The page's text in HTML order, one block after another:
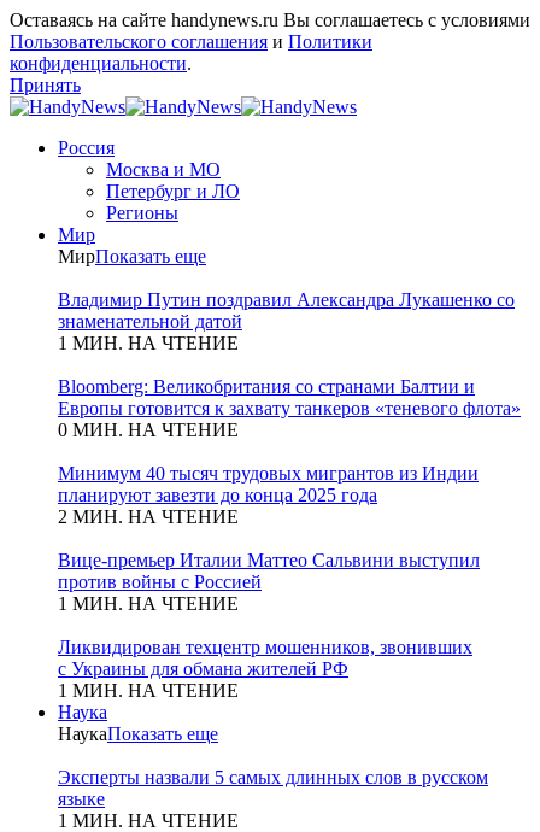
Оставаясь на сайте handynews.ru Вы соглашаетесь с условиями
Пользовательского соглашения и Политики
конфиденциальности.
Принять
Россия
Москва и МО
Петербург и ЛО
Регионы
Мир
МирПоказать еще
Владимир Путин поздравил Александра Лукашенко со
знаменательной датой
1 МИН. НА ЧТЕНИЕ
Bloomberg: Великобритания со странами Балтии и
Европы готовится к захвату танкеров «теневого флота»
0 МИН. НА ЧТЕНИЕ
Минимум 40 тысяч трудовых мигрантов из Индии
планируют завезти до конца 2025 года
2 МИН. НА ЧТЕНИЕ
Вице-премьер Италии Маттео Сальвини выступил
против войны с Россией
1 МИН. НА ЧТЕНИЕ
Ликвидирован техцентр мошенников, звонивших
с Украины для обмана жителей РФ
1 МИН. НА ЧТЕНИЕ
Наука
НаукаПоказать еще
Эксперты назвали 5 самых длинных слов в русском
языке
1 МИН. НА ЧТЕНИЕ